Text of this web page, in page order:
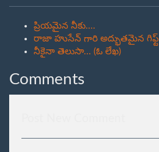
ప్రియమైన నీకు....
రాజా హుసేన్ గారి అద్భుతమైన గిఫ్ట్
నీకైనా తెలుసా... (ఓ లేఖ)
Comments